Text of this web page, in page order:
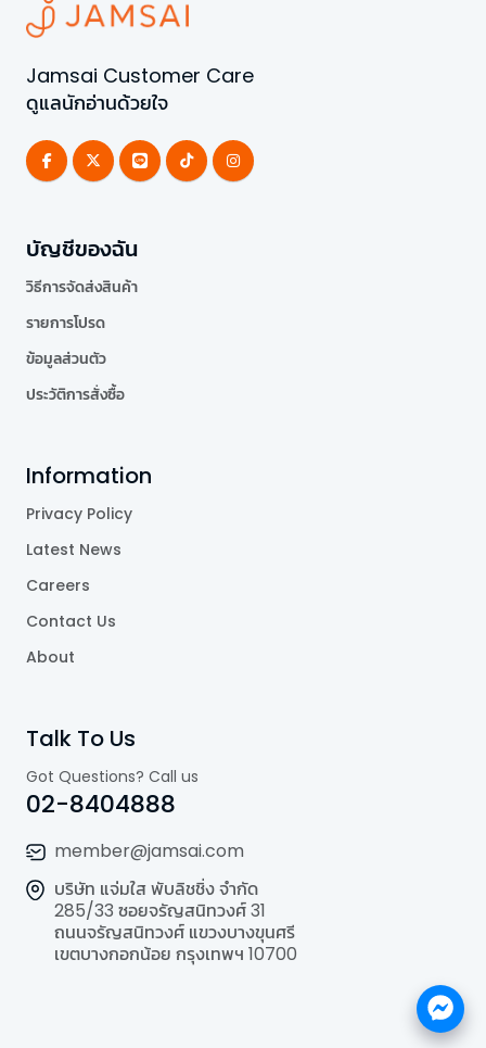
Jamsai Customer Care
ดูแลนักอ่านด้วยใจ
บัญชีของฉัน
วิธีการจัดส่งสินค้า
รายการโปรด
ข้อมูลส่วนตัว
ประวัติการสั่งซื้อ
Information
Privacy Policy
Latest News
Careers
Contact Us
About
Talk To Us
Got Questions? Call us
02-8404888
member@jamsai.com
บริษัท แจ่มใส พับลิชชิ่ง จำกัด
285/33 ซอยจรัญสนิทวงศ์ 31
ถนนจรัญสนิทวงศ์ แขวงบางขุนศรี
เขตบางกอกน้อย กรุงเทพฯ 10700